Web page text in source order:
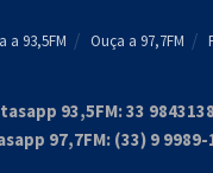
a 93,5FM Ouça a 97,7FM
93,5FM: 33
97,7FM: (33) 9 9989-